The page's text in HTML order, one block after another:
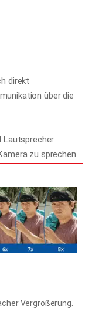
direkt
über die
Lautsprecher
zu sprechen.
Vergrößerung.